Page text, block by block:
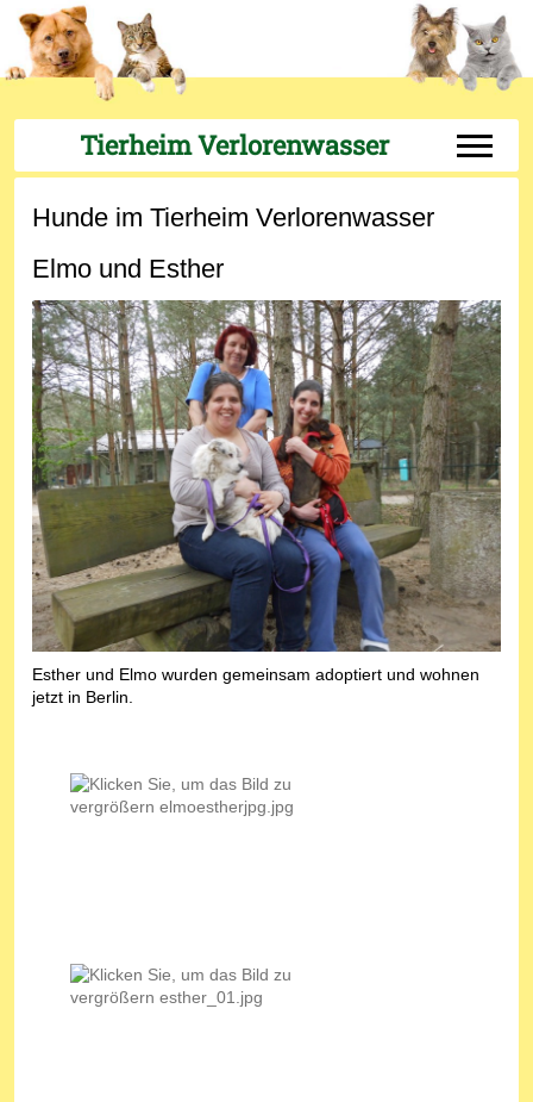
Tierheim Verlorenwasser Off-
Hunde im Tierheim Verlorenwasser
Elmo und Esther
Esther und Elmo wurden gemeinsam adoptiert und wohnen
jetzt in Berlin.